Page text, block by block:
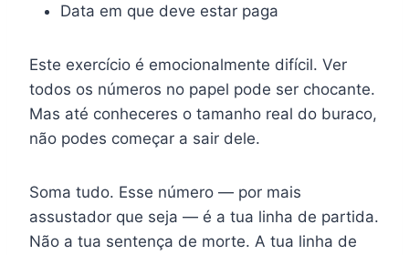
Data em que deve estar paga
Este exercício é emocionalmente difícil. Ver
todos os números no papel pode ser chocante.
Mas até conheceres o tamanho real do buraco,
não podes começar a sair dele.
Soma tudo. Esse número — por mais
assustador que seja — é a tua linha de partida.
Não a tua sentença de morte. A tua linha de